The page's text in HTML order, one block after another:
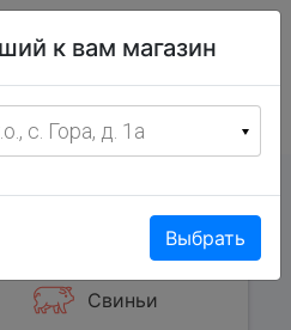
с 8:00 до 19:00 ежедневно
Свиньи
к вам магазин
с. Гора, д. 1а
Выбрать